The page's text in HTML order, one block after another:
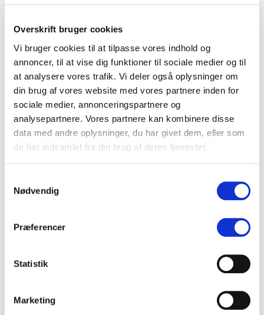
Overskrift bruger cookies
Vi bruger cookies til at tilpasse vores indhold og
annoncer, til at vise dig funktioner til sociale medier og til
at analysere vores trafik. Vi deler også oplysninger om
din brug af vores website med vores partnere inden for
sociale medier, annonceringspartnere og
analysepartnere. Vores partnere kan kombinere disse
data med andre oplysninger, du har givet dem, eller som
de har indsamlet fra din brug af deres tjenester.
Nødvendig
Præferencer
Statistik
Marketing
overblik
CASE STUDY: Store tidsbesparelser med AI workflows
KV25 borgmesterkampen i København spidser til – også online
De 10 vigtigste spørgsmål og svar om medieovervågning